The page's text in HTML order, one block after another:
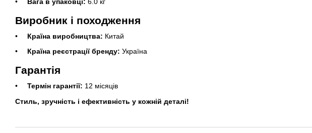
Виробник і походження
Країна виробництва: Китай
Країна реєстрації бренду: Україна
Гарантія
Термін гарантії: 12 місяців
Стиль, зручність і ефективність у кожній деталі!